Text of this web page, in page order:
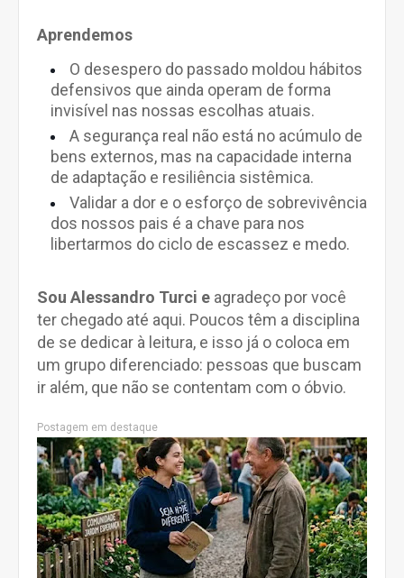
Aprendemos
O desespero do passado moldou hábitos
defensivos que ainda operam de forma
invisível nas nossas escolhas atuais.
A segurança real não está no acúmulo de
bens externos, mas na capacidade interna
de adaptação e resiliência sistêmica.
Validar a dor e o esforço de sobrevivência
dos nossos pais é a chave para nos
libertarmos do ciclo de escassez e medo.
Sou Alessandro Turci e agradeço por você
ter chegado até aqui. Poucos têm a disciplina
de se dedicar à leitura, e isso já o coloca em
um grupo diferenciado: pessoas que buscam
ir além, que não se contentam com o óbvio.
Postagem em destaque